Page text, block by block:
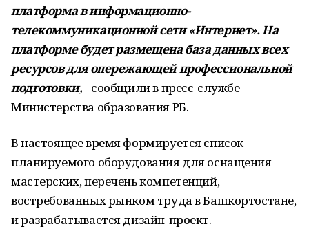
платформа в информационно-
телекоммуникационной сети «Интернет». На
платформе будет размещена база данных всех
ресурсов для опережающей профессиональной
подготовки, - сообщили в пресс-службе
Министерства образования РБ.
В настоящее время формируется список
планируемого оборудования для оснащения
мастерских, перечень компетенций,
востребованных рынком труда в Башкортостане,
и разрабатывается дизайн-проект.